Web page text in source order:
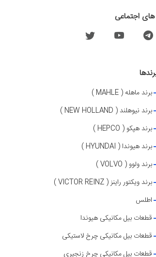
اجتماعی
برند ماهله ( MAHLE )
برند نیوهلند ( NEW HOLLAND )
برند هپکو ( HEPCO )
برند هیوندا ( HYUNDAI )
برند ولوو ( VOLVO )
برند ویکتور راینز ( VICTOR REINZ )
اطلس
قطعات بیل مکانیکی هیوندا
قطعات بیل مکانیکی چرخ لاستیکی
قطعات بیل مکانیکی چرخ زنجیری